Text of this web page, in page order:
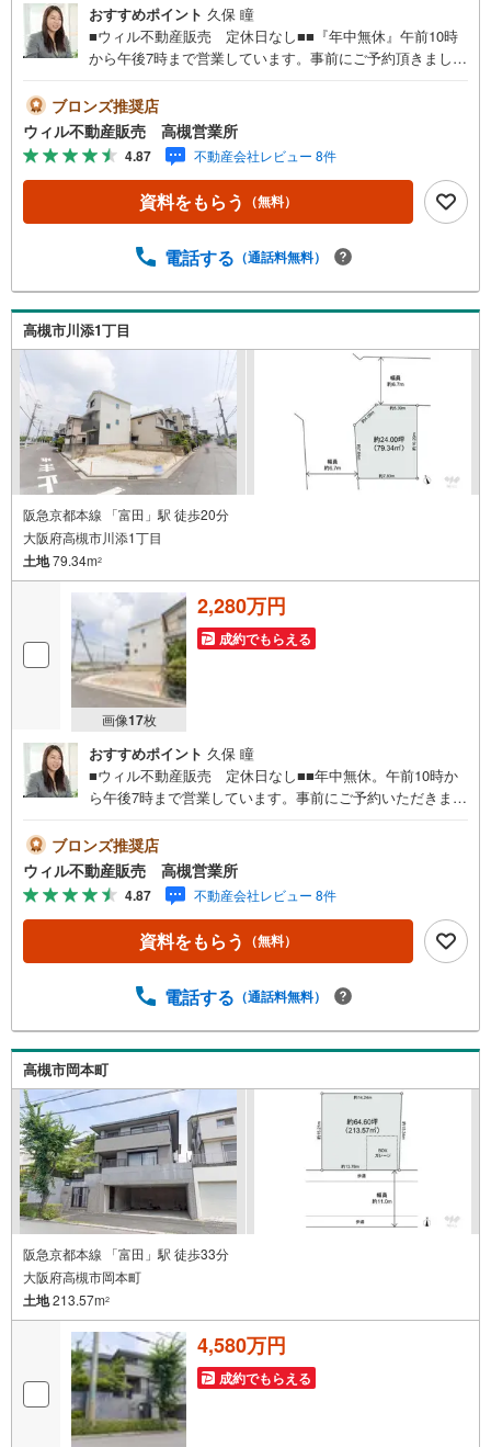
おすすめポイント 久保 瞳
■ウィル不動産販売 定休日なし■■『年中無休』午前10時
から午後7時まで営業しています。事前にご予約頂きました
【弊社の特徴】 ■店舗裏手に駐車場をご用意しておりま
す。ご利用ください。 ■キッズスペースもございます。小
さなお子様がいらっしゃるご家庭もお気軽にご来場くださ
い！ 【営業日】定休日はございません。火曜日・水曜日も
営業しております。 【時間】10:00～19:00 ※左記時間はお
電話が繋がりやすくなっております。 ■リフォーム担当、
■リフォーム担当と一緒に現地見学を行い、その場でリフォ
管理システム「Willing-Navi」で、お客様にぴったりの物件
のご紹介が可能です！ ■物件管理システムを使えば、ネッ
トに掲載されていない物件のご紹介ができます！ ■弊社は
阪神間北摂に12店舗（神戸市～高槻市・島本町）ございま
す。全域にて物件のご紹介・ご案内が可能です。
ブロンズ推奨店
ウィル不動産販売 高槻営業所
4.87 不動産会社レビュー 8件
資料をもらう （無料）
電話する （通話料無料）
高槻市川添1丁目
阪急京都本線 「富田」駅 徒歩20分
大阪府高槻市川添1丁目
土地79.34m2
画像17枚
2,280万円
成約でもらえる
おすすめポイント 久保 瞳
■ウィル不動産販売 定休日なし■■年中無休。午前10時か
ら午後7時まで営業しています。事前にご予約いただきまし
い。 【弊社の特徴】 ■店舗裏手に駐車場をご用意しており
ます。ご利用ください。 ■キッズスペースもございます。
小さなお子様がいらっしゃるご家庭もお気軽にご来場くだ
さい！ 【営業日】定休日はございません。火曜日・水曜日
も営業しております。 【時間】10:00～19:00 ※左記時間は
お電話が繋がりやすくなっております。 ■リフォーム担
の物件管理システム、Willing-Naviで、お客様にぴったりの
物件のご紹介が可能です！ ■物件管理システムを使えば、
ネットに掲載されていない物件のご紹介ができます！ ■弊
社は阪神間北摂に12店舗（神戸市～高槻市・島本町・大阪
市）がございます。全域にて物件のご紹介・ご案内が可能
です。
ブロンズ推奨店
ウィル不動産販売 高槻営業所
4.87 不動産会社レビュー 8件
資料をもらう （無料）
電話する （通話料無料）
高槻市岡本町
阪急京都本線 「富田」駅 徒歩33分
大阪府高槻市岡本町
土地213.57m2
4,580万円
成約でもらえる